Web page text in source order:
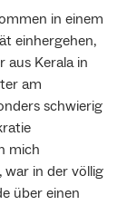
in einem
einhergehen,
Kerala in
am
schwierig
mich
war in der völlig
über einen